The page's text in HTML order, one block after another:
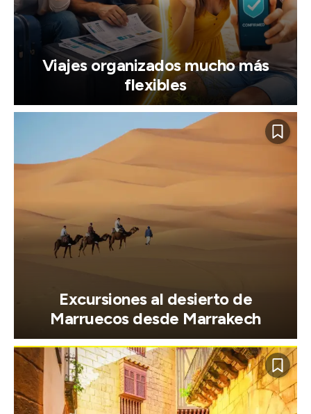
Viajes organizados mucho más
flexibles
Excursiones al desierto de
Marruecos desde Marrakech